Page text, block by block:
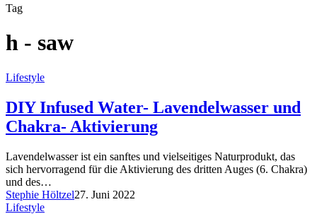
Tag
h - saw
Lifestyle
DIY Infused Water- Lavendelwasser und
Chakra- Aktivierung
Lavendelwasser ist ein sanftes und vielseitiges Naturprodukt, das
sich hervorragend für die Aktivierung des dritten Auges (6. Chakra)
und des…
Stephie Höltzel27. Juni 2022
Lifestyle